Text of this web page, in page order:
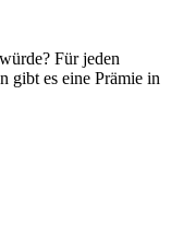
Für jeden
gibt es eine Prämie in